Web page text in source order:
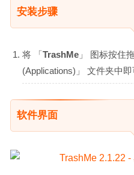
安装步骤
将 「TrashMe 」 图标按住
(Applications)」 文件夹中
软件界面